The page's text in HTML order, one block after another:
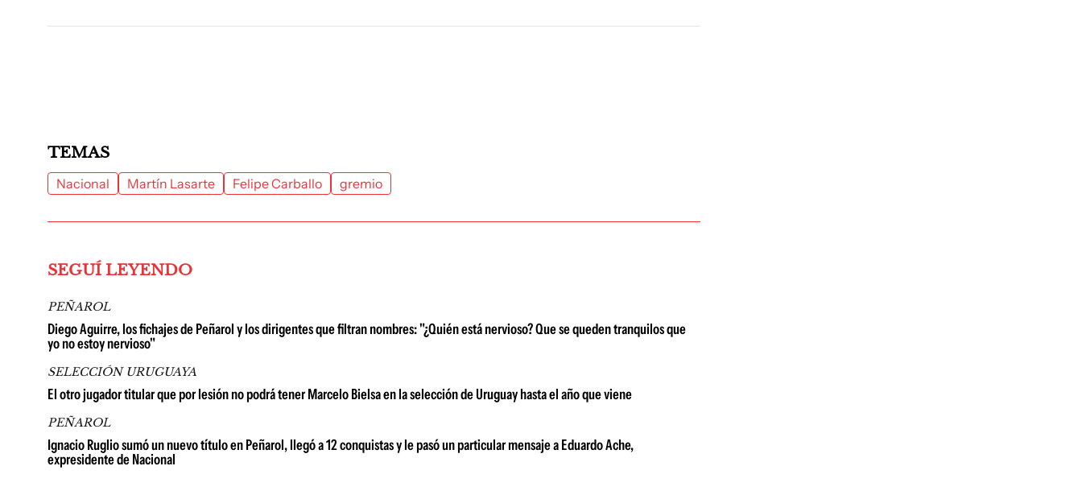
TEMAS
Nacional Martín Lasarte Felipe Carballo gremio
SEGUÍ LEYENDO
PEÑAROL
Diego Aguirre, los fichajes de Peñarol y los dirigentes que filtran nombres: "¿Quién está nervioso? Que se queden tranquilos que
yo no estoy nervioso"
SELECCIÓN URUGUAYA
El otro jugador titular que por lesión no podrá tener Marcelo Bielsa en la selección de Uruguay hasta el año que viene
PEÑAROL
Ignacio Ruglio sumó un nuevo título en Peñarol, llegó a 12 conquistas y le pasó un particular mensaje a Eduardo Ache,
expresidente de Nacional